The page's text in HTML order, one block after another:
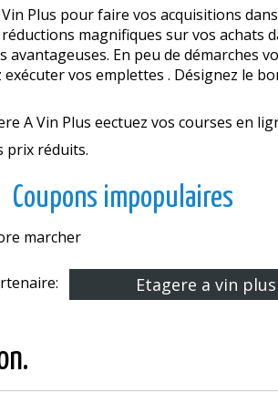
Plus pour faire vos acquisitions
magnifiques sur vos achats
En peu de démarches
vos emplettes . Désignez le
A Vin Plus effectuez vos courses en
prix réduits.
Coupons impopulaires
marcher
Etagere a vin plus